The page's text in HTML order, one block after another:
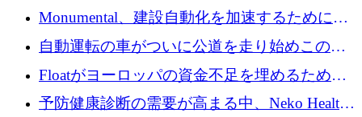
ー交換ネットワークを構築している
Monumental、建設自動化を加速するためにシ
リーズ B で 3,200 万ドルを確保
自動運転の車がついに公道を走り始めこの国
が世界をリードしようとしている
Floatがヨーロッパの資金不足を埋めるために
シリーズAで450万ユーロを調達
予防健康診断の需要が高まる中、Neko Health